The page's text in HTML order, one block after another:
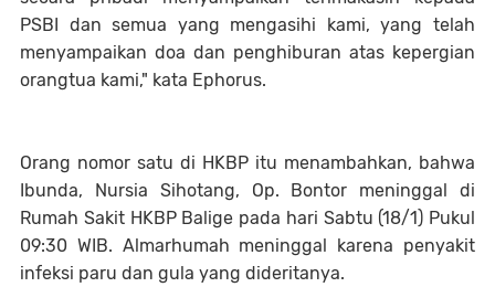
PSBI dan semua yang mengasihi kami, yang telah
menyampaikan doa dan penghiburan atas kepergian
orangtua kami," kata Ephorus.
Orang nomor satu di HKBP itu menambahkan, bahwa
Ibunda, Nursia Sihotang, Op. Bontor meninggal di
Rumah Sakit HKBP Balige pada hari Sabtu (18/1) Pukul
09:30 WIB. Almarhumah meninggal karena penyakit
infeksi paru dan gula yang dideritanya.